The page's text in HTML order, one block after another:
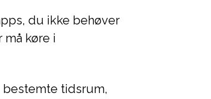
du ikke behøver
må køre i
bestemte tidsrum,